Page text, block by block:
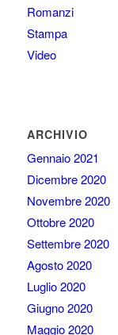
Romanzi
Stampa
Video
ARCHIVIO
Gennaio 2021
Dicembre 2020
Novembre 2020
Ottobre 2020
Settembre 2020
Agosto 2020
Luglio 2020
Giugno 2020
Maggio 2020